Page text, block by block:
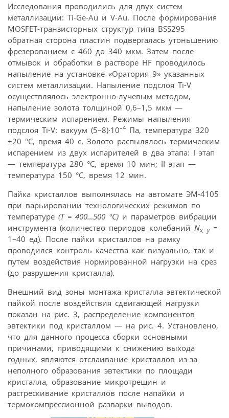
Исследования проводились для двух систем
металлизации: Ti-Ge-Au и V-Au. После формирования
MOSFET-транзисторных структур типа BSS295
обратная сторона пластин подвергалась утоньшению
фрезерованием с 460 до 340 мкм. Затем после
отмывок и обработки в растворе HF проводилось
напыление на установке «Оратория 9» указанных
систем металлизации. Напыление подслоя Ti-V
осуществлялось электронно-лучевым методом,
напыление золота толщиной 0,6–1,5 мкм —
термическим испарением. Режимы напыления
подслоя Ti-V: вакуум (5–8)·10–4 Па, температура 320
±20 °С, время 40 с. Золото распылялось термическим
испарением из двух испарителей в два этапа: I этап
— температура 280 °С, время 10 мин; II этап —
температура 150 °С, время 12 мин.
Пайка кристаллов выполнялась на автомате ЭМ-4105
при варьировании технологических режимов по
температуре (Т = 400…500 °С) и параметров вибрации
инструмента (количество периодов колебаний Nx, y=
1–40 ед). После пайки кристаллов на рамку
проводился контроль качества как визуально, так и
путем воздействия нормированной нагрузки на срез
(до разрушения кристалла).
Внешний вид зоны монтажа кристалла эвтектической
пайкой после воздействия сдвигающей нагрузки
показан на рис. 3, распределение компонентов
эвтектики под кристаллом — на рис. 4. Установлено,
что для данного процесса сборки основными
причинами, приводящими к снижению выхода
годных, являются отслаивание кристаллов из-за
неполного образования эвтектики по площади
кристалла, образование микротрещин и
растрескивание кристаллов после напайки и
термокомпрессионной разварки выводов.